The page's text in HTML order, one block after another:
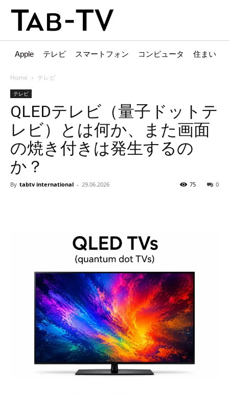
Apple テレビ スマートフォン コンピュータ 住まい
Home テレビ
テレビ
QLEDテレビ（量子ドットテ
レビ）とは何か、また画面
の焼き付きは発生するの
か？
By tabtv international - 29.06.2026 0
75